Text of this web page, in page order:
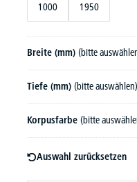
1000 1950
Breite (mm) (bitte
Tiefe (mm) (bitte auswählen)
Korpusfarbe (bitte
Auswahl zurücksetzen